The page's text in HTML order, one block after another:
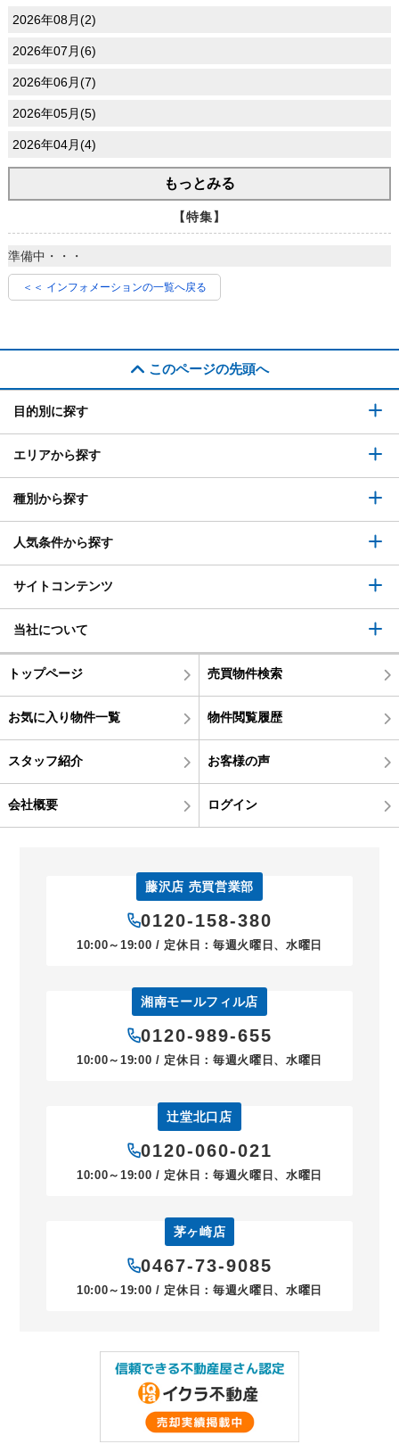
2026年08月(2)
2026年07月(6)
2026年06月(7)
2026年05月(5)
2026年04月(4)
もっとみる
【特集】
準備中・・・
＜＜ インフォメーションの一覧へ戻る
このページの先頭へ
目的別に探す
エリアから探す
種別から探す
人気条件から探す
サイトコンテンツ
当社について
トップページ 売買物件検索
お気に入り物件一覧 物件閲覧履歴
スタッフ紹介 お客様の声
会社概要 ログイン
藤沢店 売買営業部
0120-158-380
10:00～19:00 / 定休日：毎週火曜日、水曜日
湘南モールフィル店
0120-989-655
10:00～19:00 / 定休日：毎週火曜日、水曜日
辻堂北口店
0120-060-021
10:00～19:00 / 定休日：毎週火曜日、水曜日
茅ヶ崎店
0467-73-9085
10:00～19:00 / 定休日：毎週火曜日、水曜日